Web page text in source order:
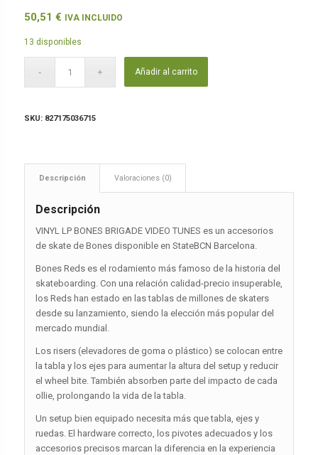
50,51 € IVA INCLUIDO
13 disponibles
Añadir al carrito
SKU: 827175036715
Descripción Valoraciones (0)
Descripción
VINYL LP BONES BRIGADE VIDEO TUNES es un accesorios
de skate de Bones disponible en StateBCN Barcelona.
Bones Reds es el rodamiento más famoso de la historia del
skateboarding. Con una relación calidad-precio insuperable,
los Reds han estado en las tablas de millones de skaters
desde su lanzamiento, siendo la elección más popular del
mercado mundial.
Los risers (elevadores de goma o plástico) se colocan entre
la tabla y los ejes para aumentar la altura del setup y reducir
el wheel bite. También absorben parte del impacto de cada
ollie, prolongando la vida de la tabla.
Un setup bien equipado necesita más que tabla, ejes y
ruedas. El hardware correcto, los pivotes adecuados y los
accesorios precisos marcan la diferencia en la experiencia